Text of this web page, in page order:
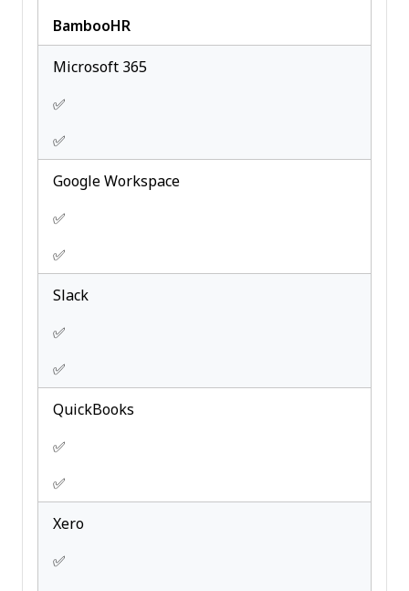
BambooHR
Microsoft 365
✅
✅
Google Workspace
✅
✅
Slack
✅
✅
QuickBooks
✅
✅
Xero
✅